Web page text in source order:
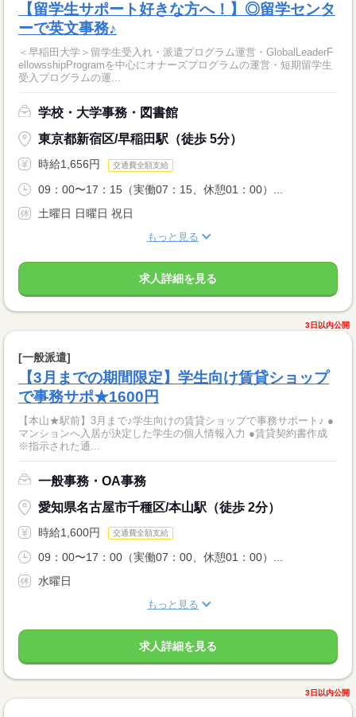
【留学生サポート好きな方へ！】◎留学センタ
ーで英文事務♪
＜早稲田大学＞留学生受入れ・派遣プログラム運営・GlobalLeaderF
ellowsshipProgramを中心にオナーズプログラムの運営・短期留学生
受入プログラムの運...
学校・大学事務・図書館
東京都新宿区/早稲田駅（徒歩 5分）
時給1,656円 交通費全額支給
09：00〜17：15（実働07：15、休憩01：00）...
土曜日 日曜日 祝日
もっと見る
求人詳細を見る
3日以内公開
[一般派遣]
【3月までの期間限定】学生向け賃貸ショップ
で事務サポ★1600円
【本山★駅前】3月まで♪学生向けの賃貸ショップで事務サポート♪ ●
マンションへ入居が決定した学生の個人情報入力 ●賃貸契約書作成
※指示された通...
一般事務・OA事務
愛知県名古屋市千種区/本山駅（徒歩 2分）
時給1,600円 交通費全額支給
09：00〜17：00（実働07：00、休憩01：00）...
水曜日
もっと見る
求人詳細を見る
3日以内公開